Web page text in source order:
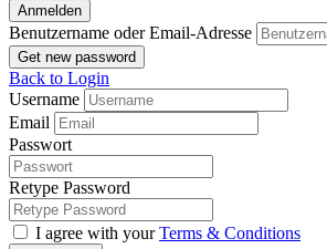
Anmelden
Benutzername oder Email-Adresse
Get new password
Back to Login
Username
Email
Passwort
Retype Password
I agree with yourTerms & Conditions